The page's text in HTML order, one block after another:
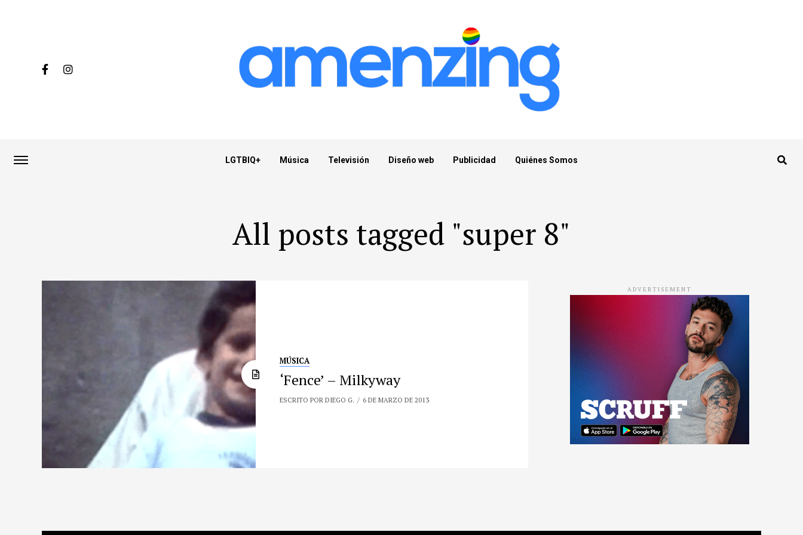
LGTBIQ+ Música Televisión Diseño web Publicidad Quiénes Somos
All posts tagged "super 8"
MÚSICA
‘Fence’ – Milkyway
ESCRITO POR DIEGO G. 6 DE MARZO DE 2013
ADVERTISEMENT